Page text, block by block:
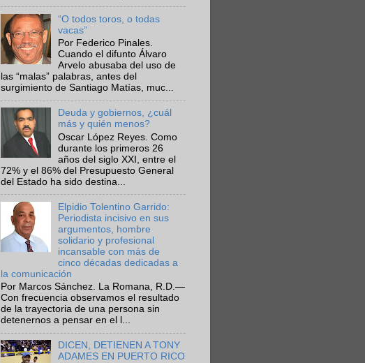
“O todos toros, o todas
vacas”
Por Federico Pinales.
Cuando el difunto Álvaro
Arvelo abusaba del uso de
las “malas” palabras, antes del
surgimiento de Santiago Matías, muc...
Deuda y gobiernos, ¿cuál
más y quién menos?
Oscar López Reyes. Como
durante los primeros 26
años del siglo XXI, entre el
72% y el 86% del Presupuesto General
del Estado ha sido destina...
Elpidio Tolentino Garrido:
Periodista incisivo en sus
argumentos, hombre
solidario y profesional
incansable con más de
cinco décadas dedicadas a
la comunicación
Por Marcos Sánchez. La Romana, R.D.—
Con frecuencia observamos el resultado
de la trayectoria de una persona sin
detenernos a pensar en el l...
DICEN, DETIENEN A TONY
ADAMES EN PUERTO RICO